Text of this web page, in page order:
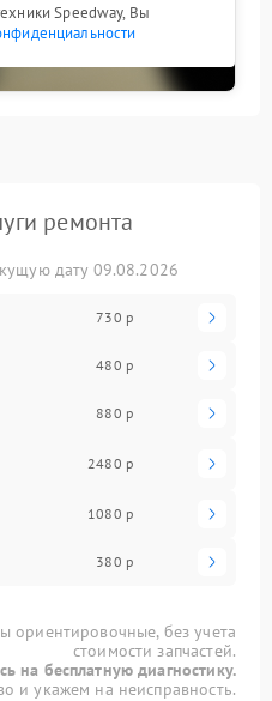
Speedway, Вы
ремонта
дату 09.08.2026
730 р
480 р
880 р
2480 р
1080 р
380 р
ориентировочные, без учета
стоимости запчастей.
на бесплатную диагностику.
и укажем на неисправность.